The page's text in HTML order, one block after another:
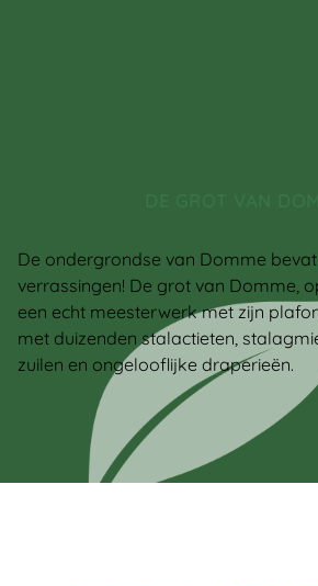
De ondergrondse van Domme
verrassingen! De grot van Domme,
een echt meesterwerk met zijn
met duizenden stalactieten,
zuilen en ongelooflijke draperieën.